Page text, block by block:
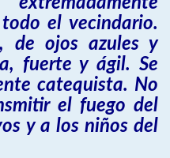
el vecindario.
de ojos azules y
fuerte y ágil. Se
catequista. No
el fuego del
y a los niños del